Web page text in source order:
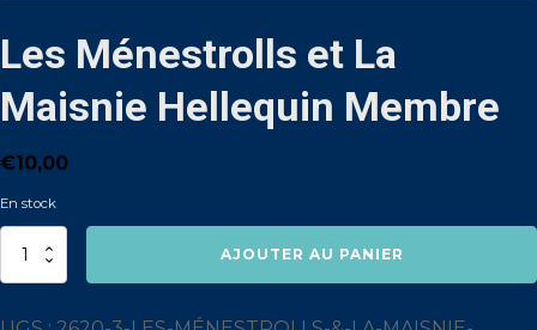
Les Ménestrolls et La
Maisnie Hellequin Membre
€10,00
En stock
quantité
Les
AJOUTER AU PANIER